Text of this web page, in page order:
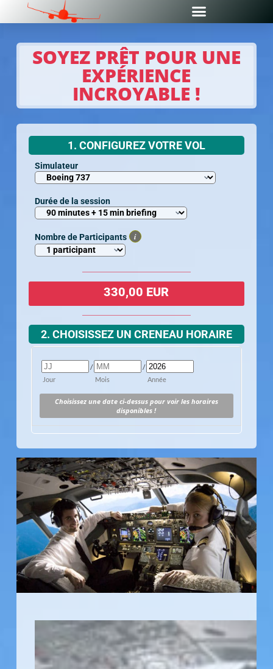
SOYEZ PRÊT POUR UNE
EXPÉRIENCE
INCROYABLE !
1. CONFIGUREZ VOTRE VOL
Simulateur
Durée de la session
Nombre de Participants i
330,00 EUR
2. CHOISISSEZ UN CRENEAU HORAIRE
Jour
/
Mois
/
Année
Choisissez une date ci-dessus pour voir les horaires
disponibles !